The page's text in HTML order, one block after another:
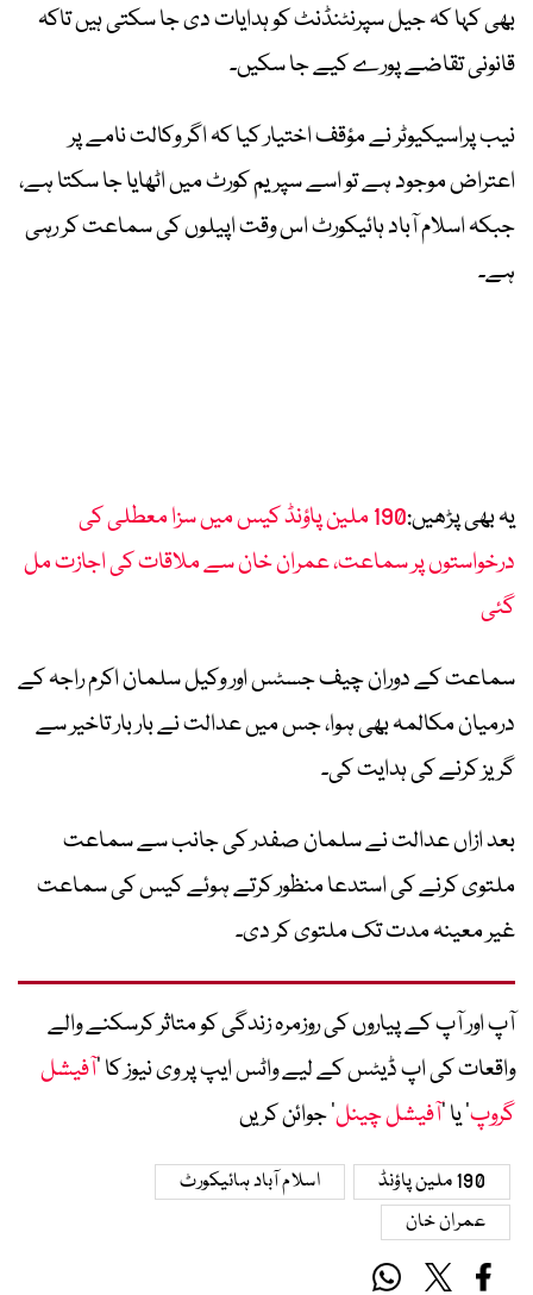
بھی کہا کہ جیل سپرنٹنڈنٹ کو ہدایات دی جا سکتی ہیں تاکہ
قانونی تقاضے پورے کیے جا سکیں۔
نیب پراسیکیوٹر نے مؤقف اختیار کیا کہ اگر وکالت نامے پر
اعتراض موجود ہے تو اسے سپریم کورٹ میں اٹھایا جا سکتا ہے،
جبکہ اسلام آباد ہائیکورٹ اس وقت اپیلوں کی سماعت کر رہی
ہے۔
یہ بھی پڑھیں:
190 ملین پاؤنڈ کیس میں سزا معطلی کی
درخواستوں پر سماعت، عمران خان سے ملاقات کی اجازت مل
گئی
سماعت کے دوران چیف جسٹس اور وکیل سلمان اکرم راجہ کے
درمیان مکالمہ بھی ہوا، جس میں عدالت نے بار بار تاخیر سے
گریز کرنے کی ہدایت کی۔
بعد ازاں عدالت نے سلمان صفدر کی جانب سے سماعت
ملتوی کرنے کی استدعا منظور کرتے ہوئے کیس کی سماعت
غیر معینہ مدت تک ملتوی کر دی۔
آپ اور آپ کے پیاروں کی روزمرہ زندگی کو متاثر کرسکنے والے
واقعات کی اپ ڈیٹس کے لیے واٹس ایپ پر وی نیوز کا ’آفیشل
گروپ‘ یا ’آفیشل چینل‘ جوائن کریں
190 ملین پاؤنڈ
اسلام آباد ہائیکورٹ
عمران خان